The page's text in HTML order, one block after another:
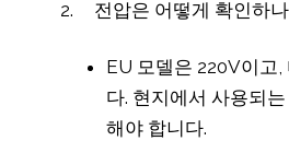
전압은 어떻게 확인하
EU 모델은 220V이고,
다. 현지에서 사용되
해야 합니다.